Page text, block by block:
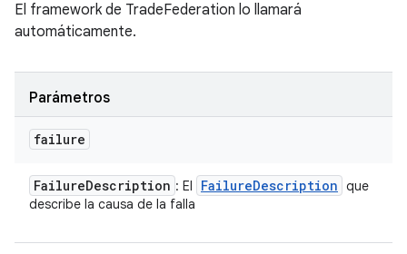
El framework de TradeFederation lo llamará
automáticamente.
Parámetros
failure
FailureDescription : El FailureDescription que
describe la causa de la falla